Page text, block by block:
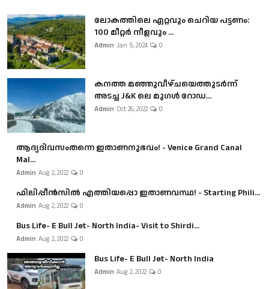
ലോകത്തിലെ ഏറ്റവും ചെറിയ പട്ടണം:
100 മീറ്റർ നീളവും ...
Admin Jan 5, 2024 0
കനത്ത മഞ്ഞുവീഴ്ചയെത്തുടർന്ന്
അടച്ച J&K ലെ മുഗൾ റോഡ...
Admin Oct 26, 2022 0
ആദ്യദിവസംതന്നെ ഇതാണനുഭവം! - Venice Grand Canal
Mal...
Admin Aug 2, 2022 0
ഫിലിപ്പീൻസിൽ എത്തിയപ്പൊ ഇതാണവസ്ഥ! - Starting Phili...
Admin Aug 2, 2022 0
Bus Life- E Bull Jet- North India- Visit to Shirdi...
Admin Aug 2, 2022 0
Bus Life- E Bull Jet- North India
Admin Aug 2, 2022 0